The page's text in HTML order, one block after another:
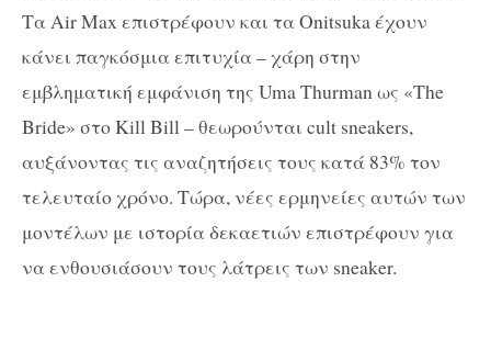
Τα Air Max επιστρέφουν και τα Onitsuka έχουν
κάνει παγκόσμια επιτυχία – χάρη στην
εμβληματική εμφάνιση της Uma Thurman ως «The
Bride» στο Kill Bill – θεωρούνται cult sneakers,
αυξάνοντας τις αναζητήσεις τους κατά 83% τον
τελευταίο χρόνο. Τώρα, νέες ερμηνείες αυτών των
μοντέλων με ιστορία δεκαετιών επιστρέφουν για
να ενθουσιάσουν τους λάτρεις των sneaker.